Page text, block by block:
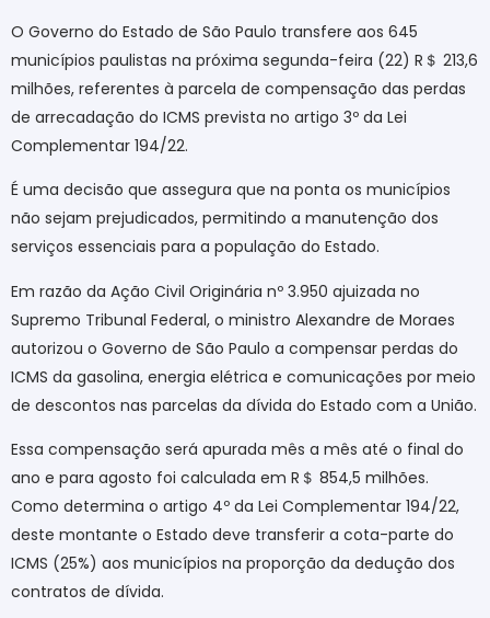
O Governo do Estado de São Paulo transfere aos 645
municípios paulistas na próxima segunda-feira (22) R ＄ 213,6
milhões, referentes à parcela de compensação das perdas
de arrecadação do ICMS prevista no artigo 3º da Lei
Complementar 194/22.
É uma decisão que assegura que na ponta os municípios
não sejam prejudicados, permitindo a manutenção dos
serviços essenciais para a população do Estado.
Em razão da Ação Civil Originária nº 3.950 ajuizada no
Supremo Tribunal Federal, o ministro Alexandre de Moraes
autorizou o Governo de São Paulo a compensar perdas do
ICMS da gasolina, energia elétrica e comunicações por meio
de descontos nas parcelas da dívida do Estado com a União.
Essa compensação será apurada mês a mês até o final do
ano e para agosto foi calculada em R ＄ 854,5 milhões.
Como determina o artigo 4º da Lei Complementar 194/22,
deste montante o Estado deve transferir a cota-parte do
ICMS (25%) aos municípios na proporção da dedução dos
contratos de dívida.